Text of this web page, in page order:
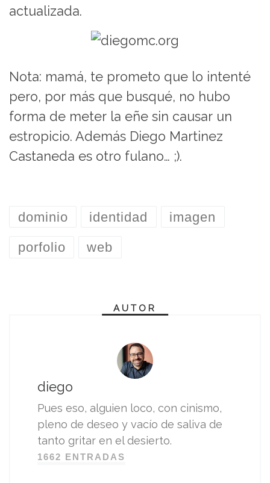
actualizada.
Nota: mamá, te prometo que lo intenté
pero, por más que busqué, no hubo
forma de meter la eñe sin causar un
estropicio. Además Diego Martinez
Castaneda es otro fulano… ;).
dominio identidad imagen
porfolio web
AUTOR
diego
Pues eso, alguien loco, con cinismo,
pleno de deseo y vacío de saliva de
tanto gritar en el desierto.
1662 ENTRADAS